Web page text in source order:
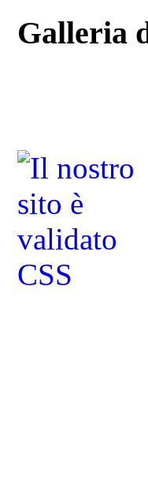
Galleria